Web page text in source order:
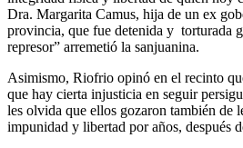
Dra. Margarita Camus, hija de un ex
provincia, que fue detenida y torturada
represor” arremetió la sanjuanina.
Asimismo, Riofrio opinó en el recinto
que hay cierta injusticia en seguir
les olvida que ellos gozaron también de
impunidad y libertad por años, después